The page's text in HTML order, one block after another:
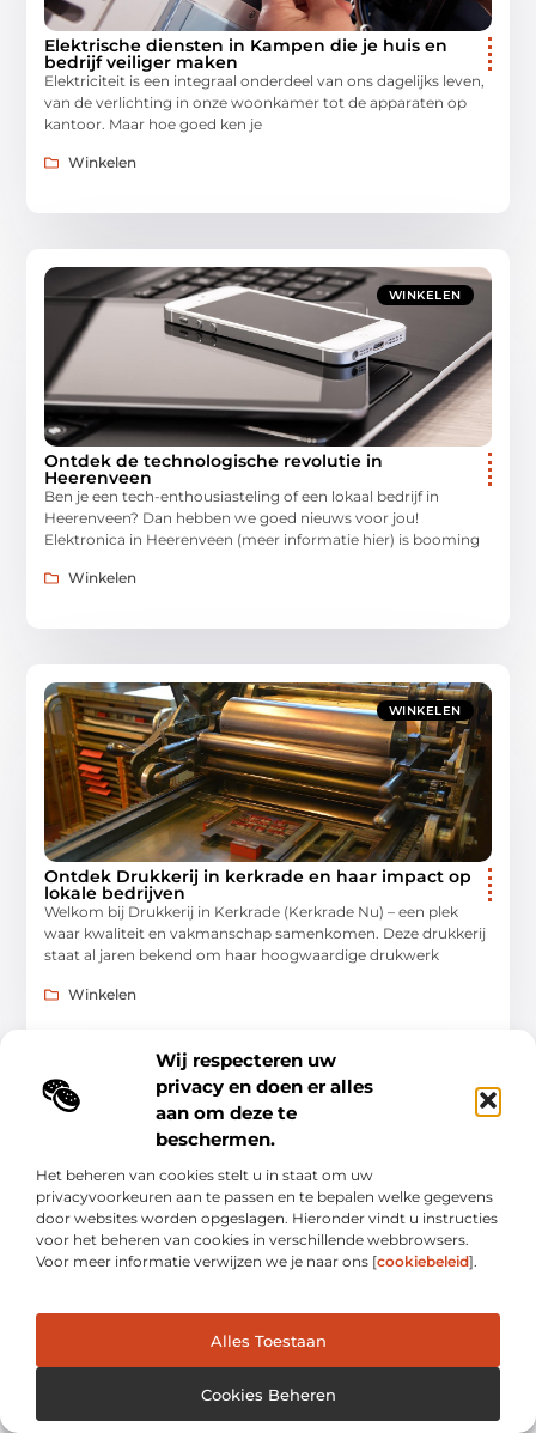
Wij respecteren uw
privacy en doen er alles
aan om deze te
beschermen.
Het beheren van cookies stelt u in staat om uw
privacyvoorkeuren aan te passen en te bepalen welke gegevens
door websites worden opgeslagen. Hieronder vindt u instructies
voor het beheren van cookies in verschillende webbrowsers.
Voor meer informatie verwijzen we je naar ons [cookiebeleid].
Alles Toestaan
Cookies Beheren
Elektrische diensten in Kampen die je huis en
bedrijf veiliger maken
Elektriciteit is een integraal onderdeel van ons dagelijks leven,
van de verlichting in onze woonkamer tot de apparaten op
kantoor. Maar hoe goed ken je
Winkelen
WINKELEN
Ontdek de technologische revolutie in
Heerenveen
Ben je een tech-enthousiasteling of een lokaal bedrijf in
Heerenveen? Dan hebben we goed nieuws voor jou!
Elektronica in Heerenveen (meer informatie hier) is booming
Winkelen
WINKELEN
Ontdek Drukkerij in kerkrade en haar impact op
lokale bedrijven
Welkom bij Drukkerij in Kerkrade (Kerkrade Nu) – een plek
waar kwaliteit en vakmanschap samenkomen. Deze drukkerij
staat al jaren bekend om haar hoogwaardige drukwerk
Winkelen
voor al je huisdierbehoeften
verantwoordelijkheid, maar ook een vreugde. In Sneek is er
een speciaal plekje waar huisdieren en hun eigenaren